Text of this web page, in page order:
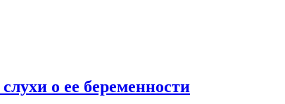
о ее беременности